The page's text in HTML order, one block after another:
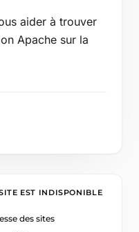
aider à trouver
Apache sur la
EST INDISPONIBLE
des sites